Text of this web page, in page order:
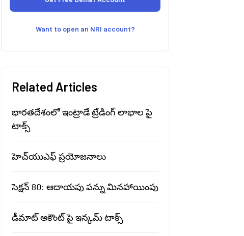
Want to open an NRI account?
Related Articles
భారతదేశంలో ఇంట్రాడే ట్రేడింగ్ లాభాల పై
టాక్స్
హెచ్‍యుఎఫ్ ప్రయోజనాలు
సెక్షన్ 80: ఆదాయపు పన్ను మినహాయింపు
డీమాట్ అకౌంట్ పై ఇన్కమ్ టాక్స్